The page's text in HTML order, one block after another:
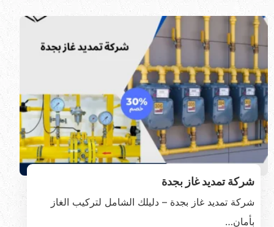
شركة تمديد غاز بجدة
شركة تمديد غاز بجدة – دليلك الشامل لتركيب الغاز
بأمان…